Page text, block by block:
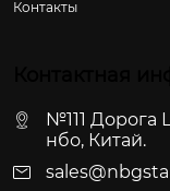
Контакты
№111 Дорога
нбо, Китай.